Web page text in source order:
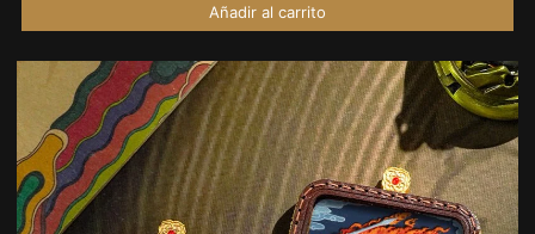
Añadir al carrito